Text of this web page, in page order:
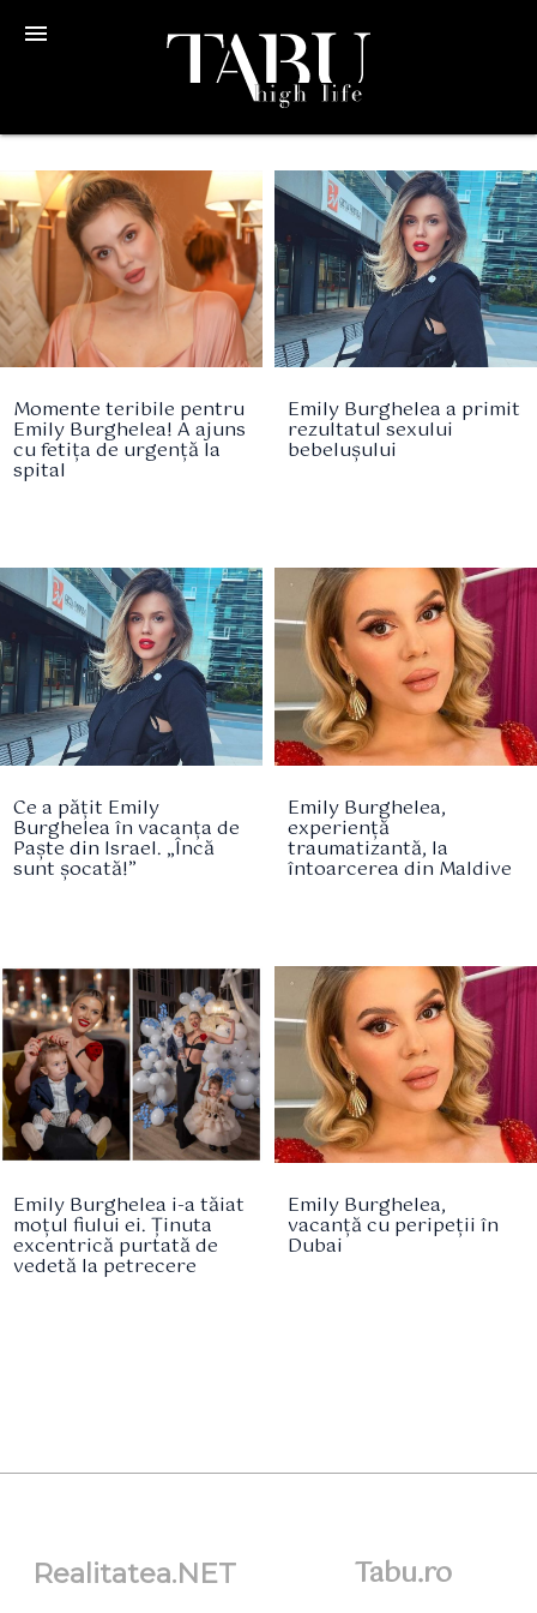
menu
Momente teribile pentru
Emily Burghelea! A ajuns
cu fetița de urgență la
spital
Emily Burghelea a primit
rezultatul sexului
bebelușului
Ce a pățit Emily
Burghelea în vacanța de
Paște din Israel. „Încă
sunt șocată!”
Emily Burghelea,
experiență
traumatizantă, la
întoarcerea din Maldive
Emily Burghelea i-a tăiat
moțul fiului ei. Ținuta
excentrică purtată de
vedetă la petrecere
Emily Burghelea,
vacanță cu peripeții în
Dubai
Realitatea.NET Tabu.ro